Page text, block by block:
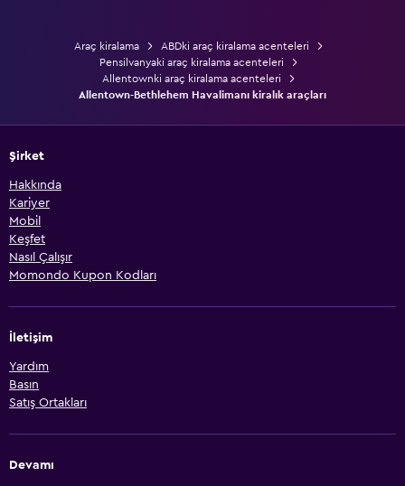
Araç kiralama
ABDki araç kiralama acenteleri
Pensilvanyaki araç kiralama acenteleri
Allentownki araç kiralama acenteleri
Allentown-Bethlehem Havalimanı kiralık araçları
Şirket
Hakkında
Kariyer
Mobil
Keşfet
Nasıl Çalışır
Momondo Kupon Kodları
İletişim
Yardım
Basın
Satış Ortakları
Devamı